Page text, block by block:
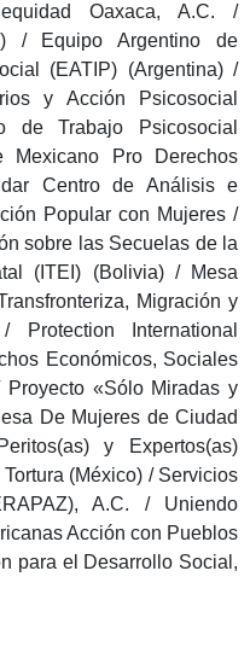
Oaxaca, A.C. /
/ Equipo Argentino de
(EATIP) (Argentina) /
y Acción Psicosocial
de Trabajo Psicosocial
Mexicano Pro Derechos
Centro de Análisis e
Popular con Mujeres /
sobre las Secuelas de la
(ITEI) (Bolivia) / Mesa
Migración y
Protection International
Económicos, Sociales
«Sólo Miradas y
De Mujeres de Ciudad
y Expertos(as)
(México) / Servicios
A.C. / Uniendo
Acción con Pueblos
para el Desarrollo Social,